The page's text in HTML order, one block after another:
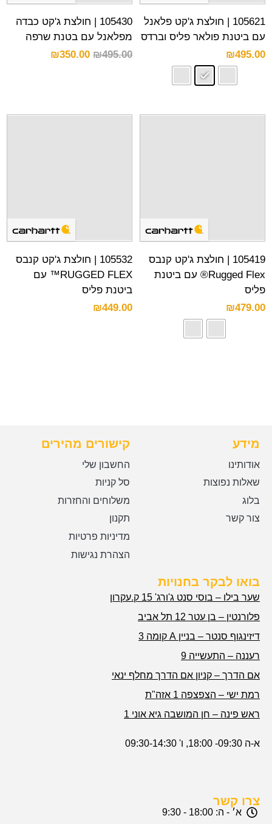
105621 | חולצת ג'קט פלאנל
עם ביטנת פולאר פליס וברדס
₪495.00
105430 | חולצת ג'קט כבדה
מפלאנל עם בטנת שרפה
₪495.00
₪350.00
105419 | חולצת ג'קט קנבס
Rugged Flex® עם ביטנת
פליס
₪479.00
105532 | חולצת ג'קט קנבס
RUGGED FLEX™ עם
ביטנת פליס
₪449.00
מידע
אודותינו
שאלות נפוצות
בלוג
צור קשר
קישורים מהירים
החשבון שלי
סל קניות
משלוחים והחזרות
תקנון
מדיניות פרטיות
הצהרת נגישות
בואו לבקר בחנויות
שער בילו – בוסי סנט ג'ורג' 15 ק.עקרון
פלורנטין – בן עטר 12 תל אביב
דיזינגוף סנטר – בניין A קומה 3
רעננה – התעשייה 9
אם הדרך – קניון אם הדרך מחלף ינאי
רמת ישי – הצפצפה 1 אזה"ת
ראש פינה – חן המושבה גיא אוני 1
א-ה 09:30- 18:00, ו' 09:30-14:30
צרו קשר
א׳ - ה: 18:00 - 9:30